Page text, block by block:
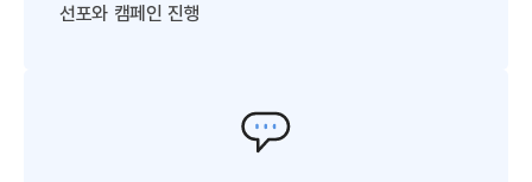
선포와 캠페인 진행